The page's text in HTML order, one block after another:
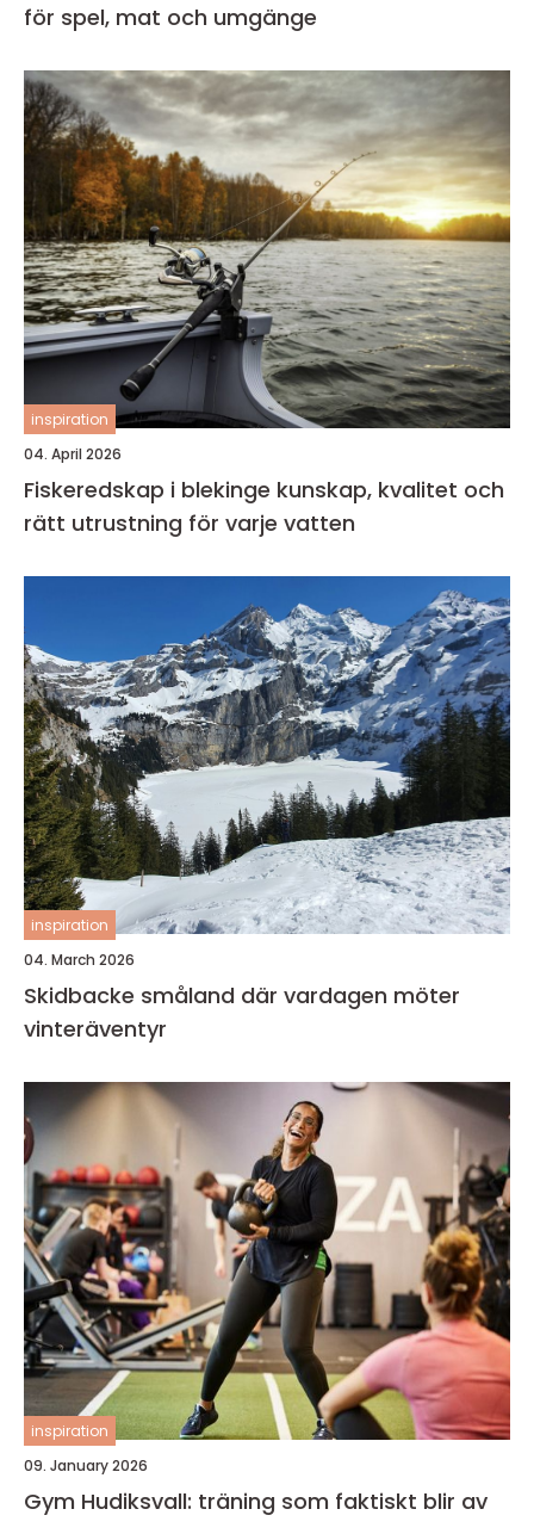
för spel, mat och umgänge
inspiration
04. April 2026
Fiskeredskap i blekinge kunskap, kvalitet och
rätt utrustning för varje vatten
inspiration
04. March 2026
Skidbacke småland där vardagen möter
vinteräventyr
inspiration
09. January 2026
Gym Hudiksvall: träning som faktiskt blir av